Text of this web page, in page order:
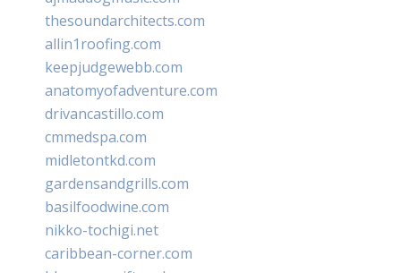
thesoundarchitects.com
allin1roofing.com
keepjudgewebb.com
anatomyofadventure.com
drivancastillo.com
cmmedspa.com
midletontkd.com
gardensandgrills.com
basilfoodwine.com
nikko-tochigi.net
caribbean-corner.com